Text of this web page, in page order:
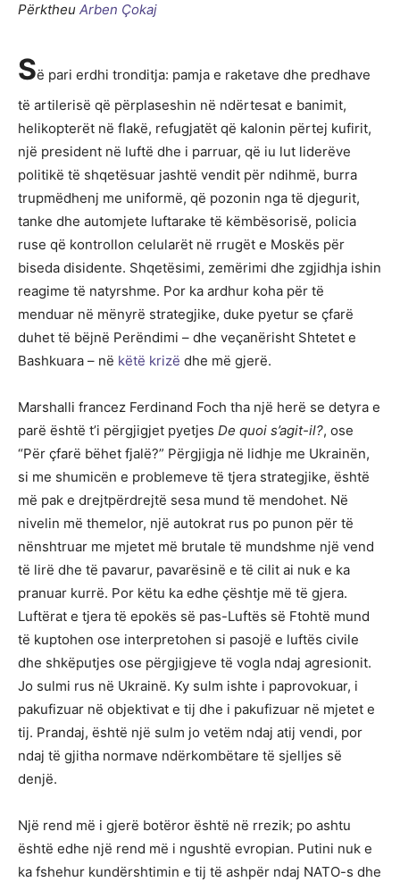
Përktheu Arben Çokaj
Së pari erdhi tronditja: pamja e raketave dhe predhave
të artilerisë që përplaseshin në ndërtesat e banimit,
helikopterët në flakë, refugjatët që kalonin përtej kufirit,
një president në luftë dhe i parruar, që iu lut liderëve
politikë të shqetësuar jashtë vendit për ndihmë, burra
trupmëdhenj me uniformë, që pozonin nga të djegurit,
tanke dhe automjete luftarake të këmbësorisë, policia
ruse që kontrollon celularët në rrugët e Moskës për
biseda disidente. Shqetësimi, zemërimi dhe zgjidhja ishin
reagime të natyrshme. Por ka ardhur koha për të
menduar në mënyrë strategjike, duke pyetur se çfarë
duhet të bëjnë Perëndimi – dhe veçanërisht Shtetet e
Bashkuara – në këtë krizë dhe më gjerë.
Marshalli francez Ferdinand Foch tha një herë se detyra e
parë është t’i përgjigjet pyetjes De quoi s’agit-il?, ose
“Për çfarë bëhet fjalë?” Përgjigja në lidhje me Ukrainën,
si me shumicën e problemeve të tjera strategjike, është
më pak e drejtpërdrejtë sesa mund të mendohet. Në
nivelin më themelor, një autokrat rus po punon për të
nënshtruar me mjetet më brutale të mundshme një vend
të lirë dhe të pavarur, pavarësinë e të cilit ai nuk e ka
pranuar kurrë. Por këtu ka edhe çështje më të gjera.
Luftërat e tjera të epokës së pas-Luftës së Ftohtë mund
të kuptohen ose interpretohen si pasojë e luftës civile
dhe shkëputjes ose përgjigjeve të vogla ndaj agresionit.
Jo sulmi rus në Ukrainë. Ky sulm ishte i paprovokuar, i
pakufizuar në objektivat e tij dhe i pakufizuar në mjetet e
tij. Prandaj, është një sulm jo vetëm ndaj atij vendi, por
ndaj të gjitha normave ndërkombëtare të sjelljes së
denjë.
Një rend më i gjerë botëror është në rrezik; po ashtu
është edhe një rend më i ngushtë evropian. Putini nuk e
ka fshehur kundërshtimin e tij të ashpër ndaj NATO-s dhe